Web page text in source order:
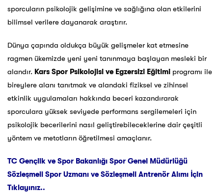
sporcuların psikolojik gelişimine ve sağlığına olan etkilerini
bilimsel verilere dayanarak araştırır.
Dünya çapında oldukça büyük gelişmeler kat etmesine
ragmen ükemizde yeni yeni tanınmaya başlayan mesleki bir
alandır. Kars Spor Psikolojisi ve Egzersizi Eğitimi programı ile
bireylere alanı tanıtmak ve alandaki fiziksel ve zihinsel
etkinlik uygulamaları hakkında beceri kazandırarak
sporculara yüksek seviyede performans sergilemeleri için
psikolojik becerilerini nasıl geliştirebileceklerine dair çeşitli
yöntem ve metotların öğretilmesi amaçlanır.
TC Gençlik ve Spor Bakanlığı Spor Genel Müdürlüğü
Sözleşmeli Spor Uzmanı ve Sözleşmeli Antrenör Alımı İçin
Tıklayınız..